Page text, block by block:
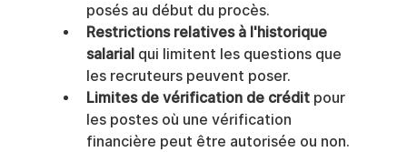
posés au début du procès.
Restrictions relatives à l'historique
salarial qui limitent les questions que
les recruteurs peuvent poser.
Limites de vérification de crédit pour
les postes où une vérification
financière peut être autorisée ou non.